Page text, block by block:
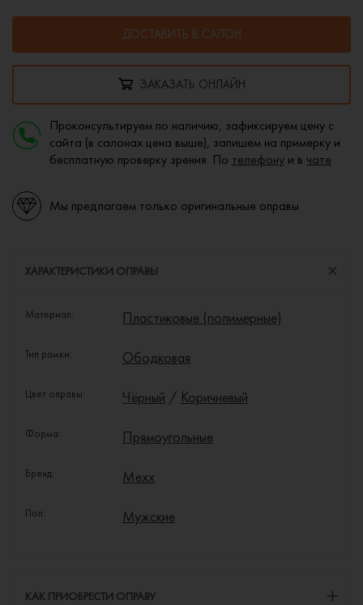
ДОСТАВИТЬ В САЛОН
ЗАКАЗАТЬ ОНЛАЙН
Проконсультируем по наличию, зафиксируем цену с
сайта (в салонах цена выше), запишем на примерку и
бесплатную проверку зрения. По телефону и в чате
Мы предлагаем только оригинальные оправы
ХАРАКТЕРИСТИКИ ОПРАВЫ
Материал: Пластиковые (полимерные)
Тип рамки: Ободковая
Цвет оправы: Чёрный / Коричневый
Форма: Прямоугольные
Бренд: Mexx
Пол: Мужские
КАК ПРИОБРЕСТИ ОПРАВУ